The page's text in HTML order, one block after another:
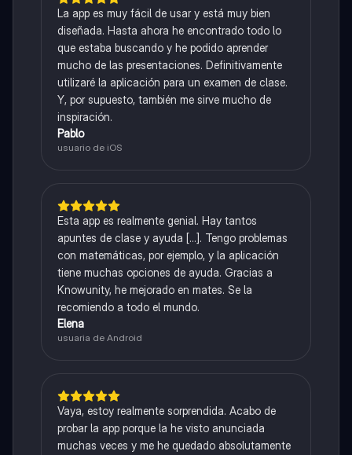
La app es muy fácil de usar y está muy bien
diseñada. Hasta ahora he encontrado todo lo
que estaba buscando y he podido aprender
mucho de las presentaciones. Definitivamente
utilizaré la aplicación para un examen de clase.
Y, por supuesto, también me sirve mucho de
inspiración.
Pablo
usuario de iOS
Esta app es realmente genial. Hay tantos
apuntes de clase y ayuda [...]. Tengo problemas
con matemáticas, por ejemplo, y la aplicación
tiene muchas opciones de ayuda. Gracias a
Knowunity, he mejorado en mates. Se la
recomiendo a todo el mundo.
Elena
usuaria de Android
Vaya, estoy realmente sorprendida. Acabo de
probar la app porque la he visto anunciada
muchas veces y me he quedado absolutamente